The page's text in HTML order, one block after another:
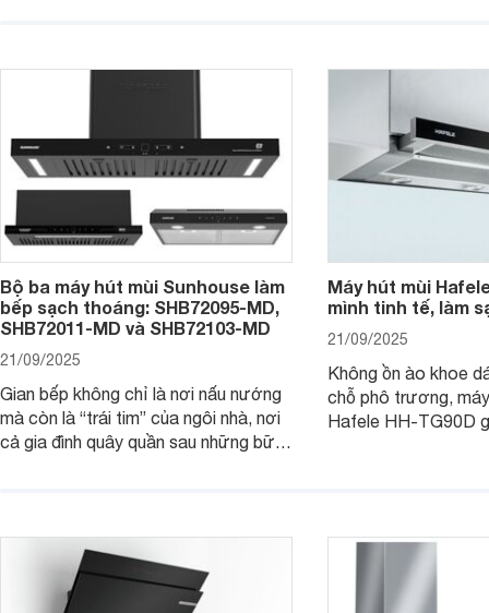
trong dòng máy hút mùi nhà Bosch là
sản phẩm máy hút mùi Bosch
Bộ ba máy hút mùi Sunhouse làm
bếp sạch thoáng: SHB72095-MD,
SHB72011-MD và SHB72103-MD
21/09/2025
Gian bếp không chỉ là nơi nấu nướng
mà còn là “trái tim” của ngôi nhà, nơi
cả gia đình quây quần sau những bữa
mùi Sunhouse SHB72095-MD,
SHB72011-MD và SHB72103-MD
phát huy sức mạnh.
Máy hút mùi
mình tinh tế, làm
21/09/2025
Không ồn ào khoe
chỗ phô trương,
Hafele HH-TG90D
đi tìm hiểu chi tiết